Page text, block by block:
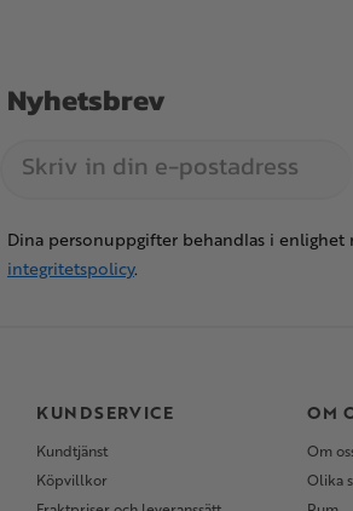
Nyhetsbrev
Dina personuppgifter behandlas i enlighet
integritetspolicy.
KUNDSERVICE
Kundtjänst
Köpvillkor
OM
Om
Olika